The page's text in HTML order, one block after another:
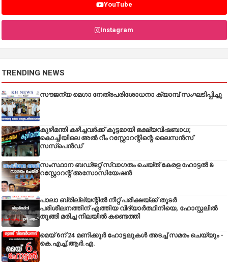
YouTube
Instagram
TRENDING NEWS
സൗജന്യ മെഗാ നേത്രപരിശോധനാ ക്യാമ്പ് സംഘടിപ്പിച്ചു
കുഴിമന്തി കഴിച്ചവർക്ക് കൂട്ടമായി ഭക്ഷ്യവിഷബാധ;
കൊച്ചിയിലെ അൽ റീം റസ്റ്റോറന്റിന്റെ ലൈസൻസ്
സസ്പെൻഡ്
സംസ്ഥാന ബഡ്‌ജറ്റ് സ്വാഗതം ചെയ്ത് കേരള ഹോട്ടൽ &
റസ്റ്റോറന്റ് അസോസിയേഷൻ
പാലാ ബ്രില്ല്യന്റിൽ നീറ്റ് പരീക്ഷയ്ക്ക് തുടർ
പരിശീലനത്തിന് എത്തിയ വിദ്യാർത്ഥിനിയെ, ഹോസ്റ്റലിൽ
തൂങ്ങി മരിച്ച നിലയിൽ കണ്ടെത്തി
മെയ് 6ന് 24 മണിക്കൂർ ഹോട്ടലുകൾ അടച്ച് സമരം ചെയ്യും -
കെ.എച്ച്.ആർ.എ.